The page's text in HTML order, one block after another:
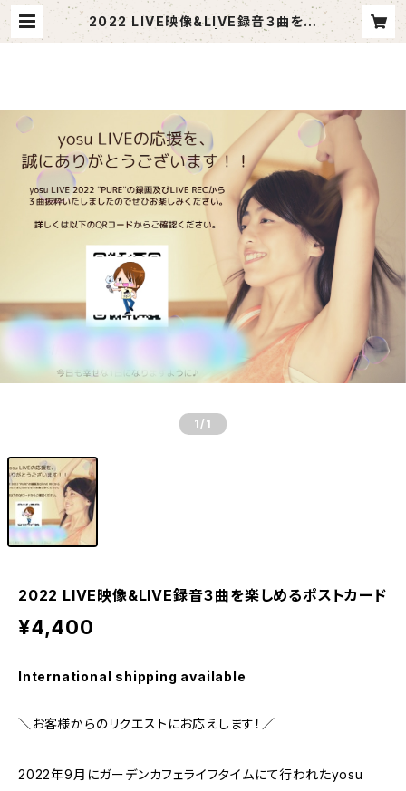
2022 LIVE映像&LIVE録音３曲を楽
しめるポストカード | mercimusic
1 /1
2022 LIVE映像&LIVE録音３曲を楽しめるポストカード
¥4,400
International shipping available
＼お客様からのリクエストにお応えします！／
2022年9月にガーデンカフェライフタイムにて行われたyosu